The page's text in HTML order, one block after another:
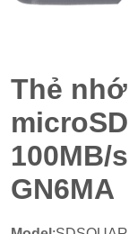
Thẻ
100MB/
GN6MA